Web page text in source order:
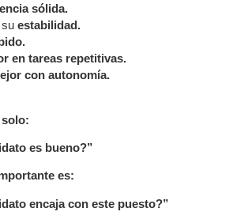
sólida.
estabilidad.
en tareas repetitivas.
con autonomía.
es bueno?”
es:
encaja con este puesto?”